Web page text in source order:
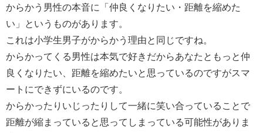
からかう男性の本音に「仲良くなりたい・距離を縮めた
い」というものがあります。
これは小学生男子がからかう理由と同じですね。
からかってくる男性は本気で好きだからあなたともっと仲
良くなりたい、距離を縮めたいと思っているのですがスマ
ートにできずにいるのです。
からかったりいじったりして一緒に笑い合っていることで
距離が縮まっていると思ってしまっている可能性がありま